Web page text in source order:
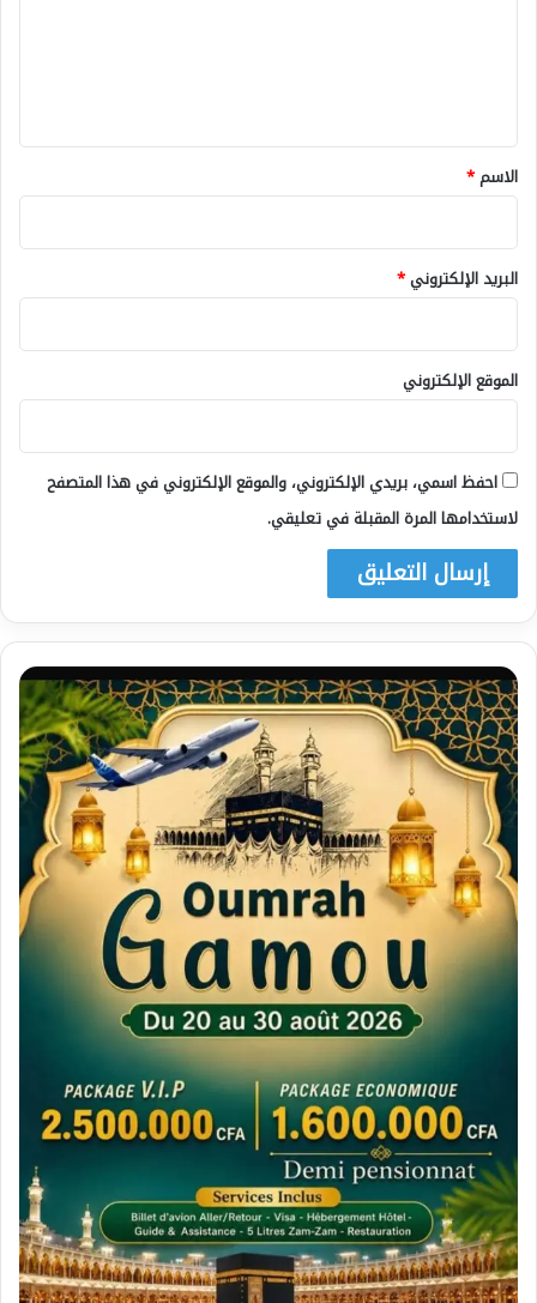
*
الاسم*
البريد الإلكتروني*
الموقع الإلكتروني
احفظ اسمي، بريدي الإلكتروني، والموقع الإلكتروني في هذا المتصفح
لاستخدامها المرة المقبلة في تعليقي.